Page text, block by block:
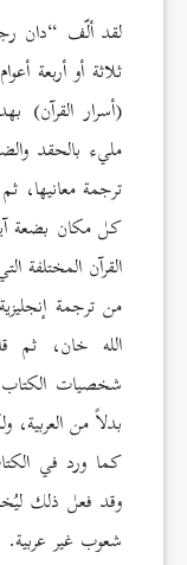
لقد ألّف “دان
(أسرار القرآن)
مليء بالحقد
ترجمة معانيها،
كل مكان بضعة
القرآن المختلفة
من ترجمة
الله خان، ثم
شخصيات الكتاب
بدلاً من
كما ورد في
وقد فعل ذلك
شعوب غير عربية.